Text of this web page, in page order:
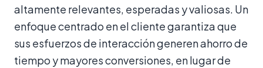
altamente relevantes, esperadas y valiosas. Un
enfoque centrado en el cliente garantiza que
sus esfuerzos de interacción generen ahorro de
tiempo y mayores conversiones, en lugar de